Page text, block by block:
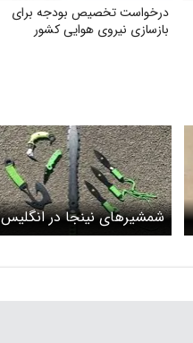
درخواست تخصیص بودجه برای
بازسازی نیروی هوایی کشور
شمشیرهای نینجا در انگلیس
ممنوع شد